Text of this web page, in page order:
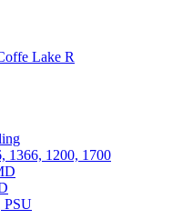
Lake R
1366, 1200, 1700
PSU